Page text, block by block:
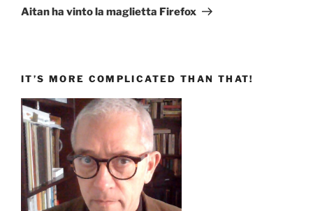
successivo
Aitan ha vinto la maglietta Firefox
IT’S MORE COMPLICATED THAN THAT!